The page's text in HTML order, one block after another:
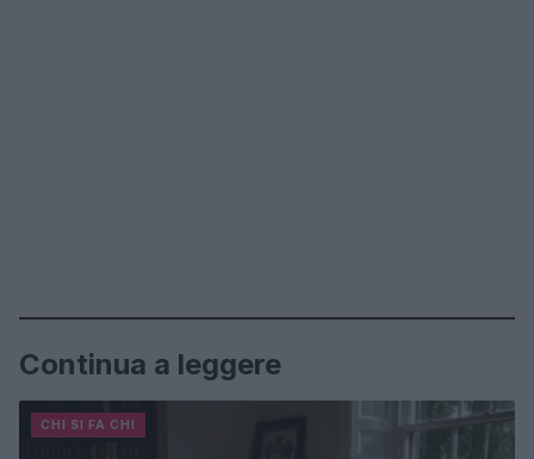
Continua a leggere
CHI SI FA CHI